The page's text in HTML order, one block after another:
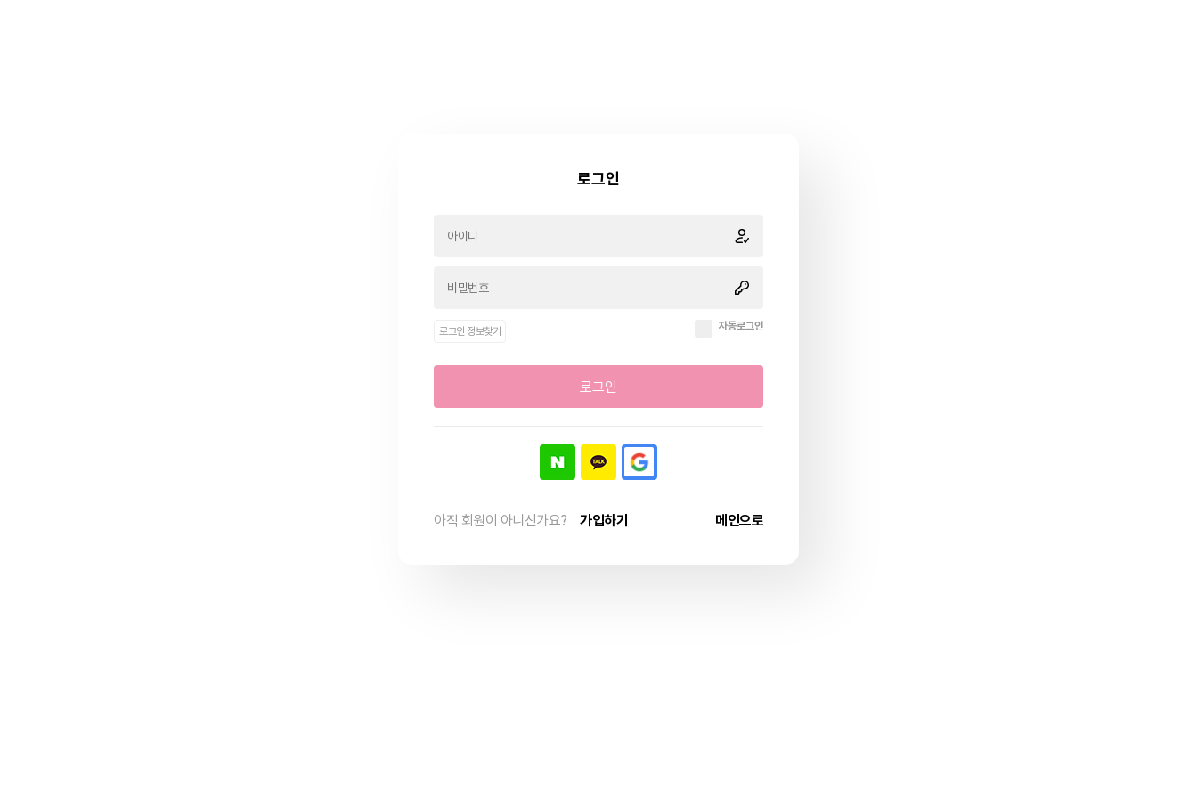
로그인
로그인 정보찾기 자동로그인
로그인
아직 회원이 아니신가요? 가입하기 메인으로